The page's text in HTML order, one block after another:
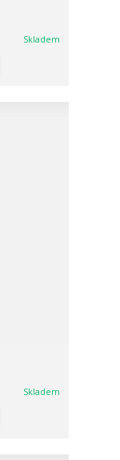
Skladem
Skladem